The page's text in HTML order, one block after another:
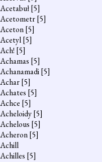
Acetabuł[5]
Acetometr[5]
Aceton[5]
Acetyl[5]
Ach! [5]
Achamas [5]
Achanamadi[5]
Achar[5]
Achates [5]
Achce [5]
Acheloidy[5]
Achelous [5]
Acheron[5]
Achill
Achilles [5]